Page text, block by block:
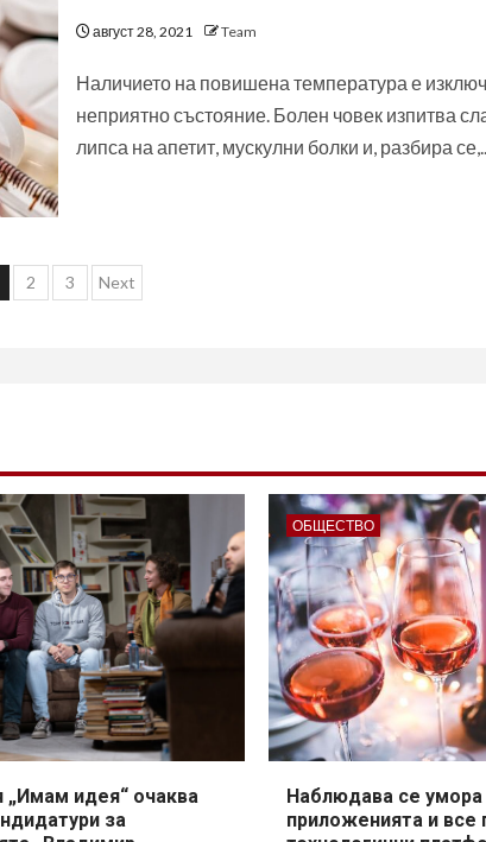
август 28, 2021 Team
Наличието на повишена температура е
неприятно състояние. Болен човек изпитва
липса на апетит, мускулни болки и, разбира се,...
2 3 Next
„Имам идея“ очаква
за
ОБЩЕСТВО
Наблюдава се умора
приложенията и все